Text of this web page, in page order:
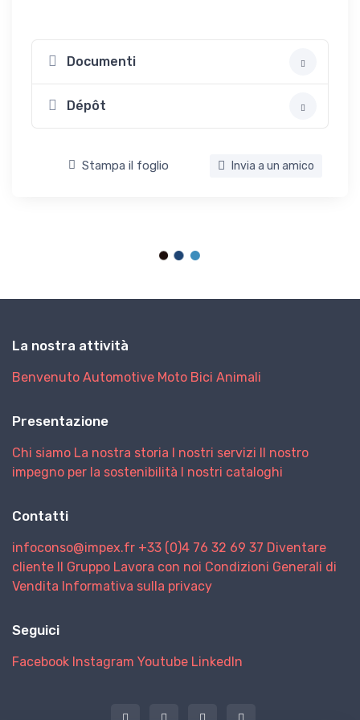
Documenti
Dépôt
Stampa il foglio Invia a un amico
La nostra attività
Benvenuto Automotive Moto Bici Animali
Presentazione
Chi siamo La nostra storia I nostri servizi Il nostro
impegno per la sostenibilità I nostri cataloghi
Contatti
infoconso@impex.fr +33 (0)4 76 32 69 37 Diventare
cliente Il Gruppo Lavora con noi Condizioni Generali di
Vendita Informativa sulla privacy
Seguici
Facebook Instagram Youtube LinkedIn